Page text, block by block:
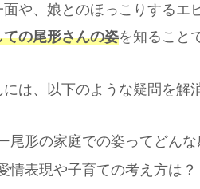
や、娘とのほっこりするエ
の尾形さんの姿を知ること
は、以下のような疑問を解
尾形の家庭での姿ってどんな
情表現や子育ての考え方は？